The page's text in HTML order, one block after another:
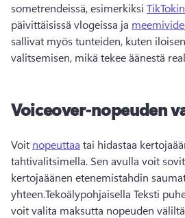
sometrendeissä, esimerkiksi
päivittäisissä vlogeissa ja
sallivat myös tunteiden, kuten
valitsemisen, mikä tekee äänestä
Voiceover-nopeuden
Voit nopeuttaa tai hidastaa
tahtivalitsimella. Sen avulla voit
kertojaäänen etenemistahdin
yhteen.Tekoälypohjaisella Teksti
voit valita maksutta nopeuden